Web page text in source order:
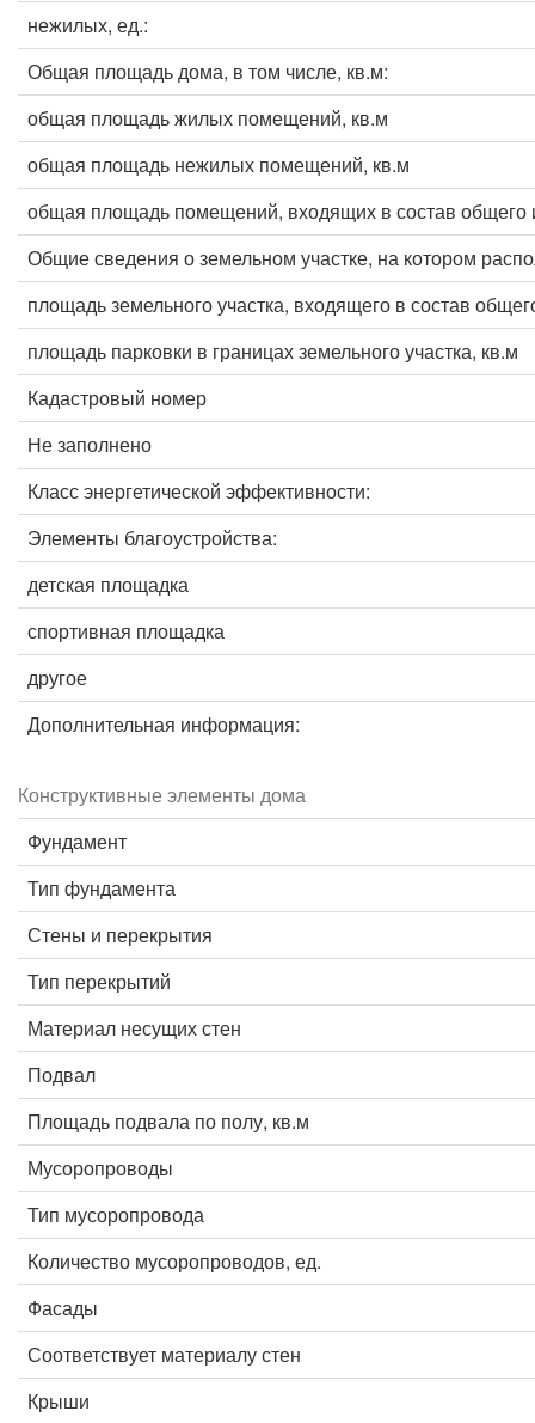
нежилых, ед.:
Общая площадь дома, в том числе, кв.м:
общая площадь жилых помещений, кв.м
общая площадь нежилых помещений, кв.м
общая площадь помещений, входящих в состав общего
Общие сведения о земельном участке, на котором
площадь земельного участка, входящего в состав
площадь парковки в границах земельного участка, кв.м
Кадастровый номер
Не заполнено
Класс энергетической эффективности:
Элементы благоустройства:
детская площадка
спортивная площадка
другое
Дополнительная информация:
Конструктивные элементы дома
Фундамент
Тип фундамента
Стены и перекрытия
Тип перекрытий
Материал несущих стен
Подвал
Площадь подвала по полу, кв.м
Мусоропроводы
Тип мусоропровода
Количество мусоропроводов, ед.
Фасады
Соответствует материалу стен
Крыши